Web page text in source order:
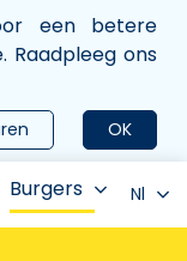
een betere
Raadpleeg ons
OK
Burgers Nl